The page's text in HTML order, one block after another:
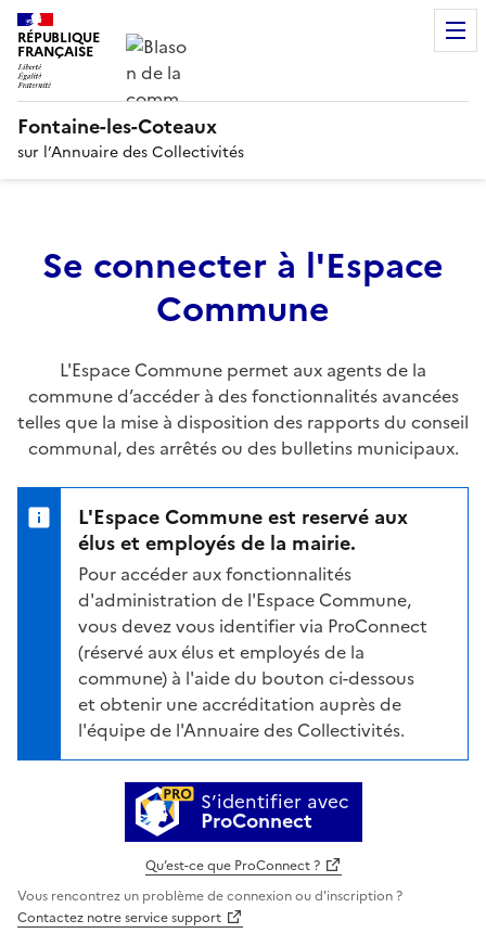
RÉPUBLIQUE
FRANÇAISE
Fontaine-les-Coteaux
sur l’Annuaire des Collectivités
Se connecter à l'Espace
Commune
L'Espace Commune permet aux agents de la
commune d’accéder à des fonctionnalités avancées
telles que la mise à disposition des rapports du conseil
communal, des arrêtés ou des bulletins municipaux.
L'Espace Commune est reservé aux
élus et employés de la mairie.
Pour accéder aux fonctionnalités
d'administration de l'Espace Commune,
vous devez vous identifier via ProConnect
(réservé aux élus et employés de la
commune) à l'aide du bouton ci-dessous
et obtenir une accréditation auprès de
l'équipe de l'Annuaire des Collectivités.
S’identifier avec
ProConnect
Qu’est-ce que ProConnect ?
Vous rencontrez un problème de connexion ou d'inscription ?
Contactez notre service support